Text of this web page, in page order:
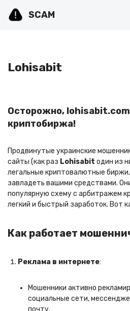
SCAM
Lohisabit
Осторожно,
криптобиржа!
Продвинутые украинские
сайты (как раз Lohisabit один из
легальные криптовалютные
завладеть вашими средствами.
популярную схему с арбитражем
легкий и быстрый заработок. Вот
Как работает
Реклама в интернете:
Мошенники активно
социальные сети,
почту.